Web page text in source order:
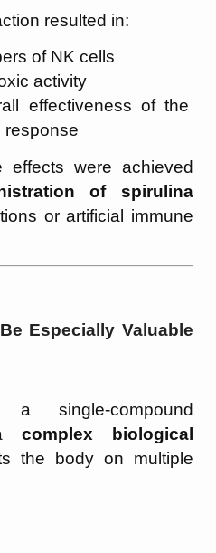
resulted in:
of NK cells
activity
effectiveness of the
response
effects were achieved
of spirulina
or artificial immune
Especially Valuable
single-compound
complex biological
the body on multiple